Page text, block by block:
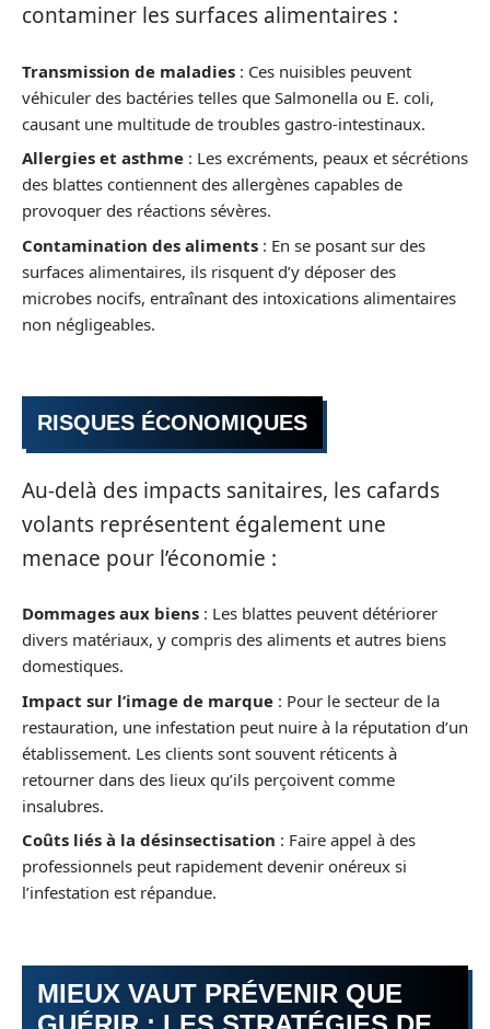
contaminer les surfaces alimentaires :
Transmission de maladies : Ces nuisibles peuvent
véhiculer des bactéries telles que Salmonella ou E. coli,
causant une multitude de troubles gastro-intestinaux.
Allergies et asthme : Les excréments, peaux et sécrétions
des blattes contiennent des allergènes capables de
provoquer des réactions sévères.
Contamination des aliments : En se posant sur des
surfaces alimentaires, ils risquent d’y déposer des
microbes nocifs, entraînant des intoxications alimentaires
non négligeables.
RISQUES ÉCONOMIQUES
Au-delà des impacts sanitaires, les cafards
volants représentent également une
menace pour l’économie :
Dommages aux biens : Les blattes peuvent détériorer
divers matériaux, y compris des aliments et autres biens
domestiques.
Impact sur l’image de marque : Pour le secteur de la
restauration, une infestation peut nuire à la réputation d’un
établissement. Les clients sont souvent réticents à
retourner dans des lieux qu’ils perçoivent comme
insalubres.
Coûts liés à la désinsectisation : Faire appel à des
professionnels peut rapidement devenir onéreux si
l’infestation est répandue.
MIEUX VAUT PRÉVENIR QUE